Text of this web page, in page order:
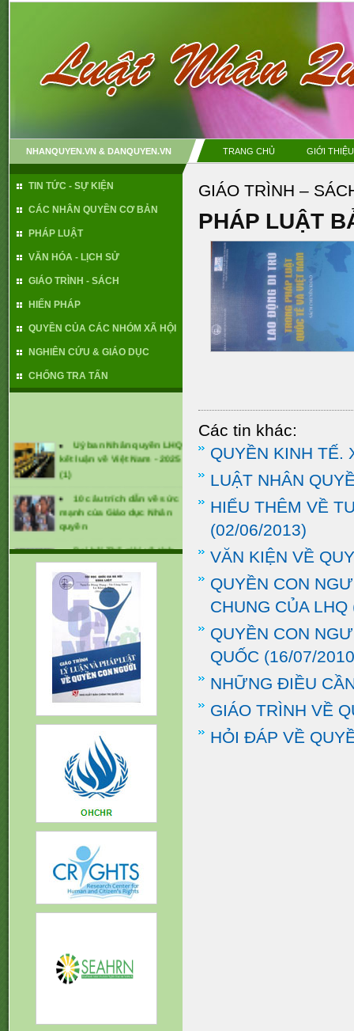
NHANQUYEN.VN & DANQUYEN.VN TRANG CHỦ GIỚI THIỆU
TIN TỨC - SỰ KIỆN
CÁC NHÂN QUYỀN CƠ BẢN
PHÁP LUẬT
VĂN HÓA - LỊCH SỬ
GIÁO TRÌNH - SÁCH
HIẾN PHÁP
QUYỀN CỦA CÁC NHÓM XÃ HỘI
NGHIÊN CỨU & GIÁO DỤC
CHỐNG TRA TẤN
Uỷ ban Nhân quyền LHQ
kết luận về Việt Nam - 2025
(1)
10 câu trích dẫn về sức
mạnh của Giáo dục Nhân
quyền
Đại hội Thế giới về tình
trạng mất tích cưỡng bức
lần thứ 1 (tháng 1/2025)
CÁC KHUYẾN NGHỊ ĐỐI
VỚI VIỆT NAM TẠI UPR -
2024
GIÁO TRÌNH –
PHÁP LUẬT
Các tin khác:
QUYỀN KINH TẾ.
LUẬT NHÂN
HIỂU THÊM VỀ
(02/06/2013)
VĂN KIỆN VỀ
QUYỀN CON
CHUNG CỦA LHQ
QUYỀN CON
QUỐC (16/07/
NHỮNG ĐIỀU
GIÁO TRÌNH VỀ
HỎI ĐÁP VỀ